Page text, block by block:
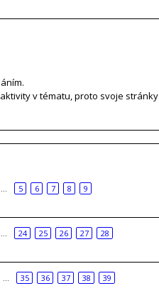
v tématu, proto svoje stránky
… 5 6 7 8
9
… 24 25 26 27
28
… 35 36 37 38
39